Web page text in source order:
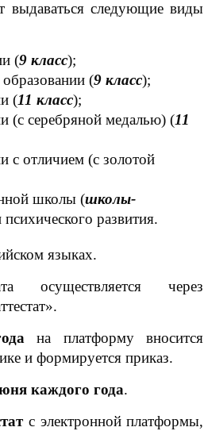
выдаваться следующие виды
(9 класс);
(9 класс);
(11 класс);
(с серебряной медалью) (11
с отличием (с золотой
школы (школы-
развития.
языках.
осуществляется через
на платформу вносится
и формируется приказ.
каждого года.
с электронной платформы,